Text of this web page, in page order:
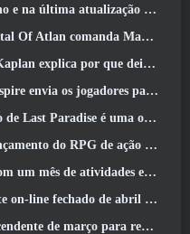
última atualização do Liberty
Magitech Mechs em batalha
por que deixou a Blizzard
os jogadores para as minas anãs
obra de arte pequena, mas aterrorizante
domar monstros Mongil: Mergulho nas Estrelas
mês de atividades especiais
de abril do MapleStory Classic World
Sharen e também introduzir novo conteúdo